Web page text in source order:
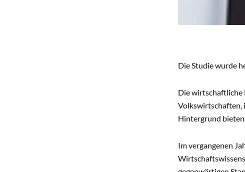
Die Studie wurde
Die wirtschaftliche
Volkswirtschaften,
Hintergrund
Im vergangenen